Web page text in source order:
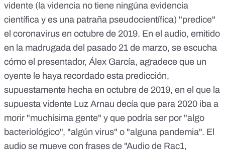
vidente (la videncia no tiene ningúna evidencia
científica y es una patraña pseudocientífica) "predice"
el coronavirus en octubre de 2019. En el audio, emitido
en la madrugada del pasado 21 de marzo, se escucha
cómo el presentador, Álex García, agradece que un
oyente le haya recordado esta predicción,
supuestamente hecha en octubre de 2019, en el que la
supuesta vidente Luz Arnau decía que para 2020 iba a
morir "muchísima gente" y que podría ser por "algo
bacteriológico", "algún virus" o "alguna pandemia". El
audio se mueve con frases de "Audio de Rac1,